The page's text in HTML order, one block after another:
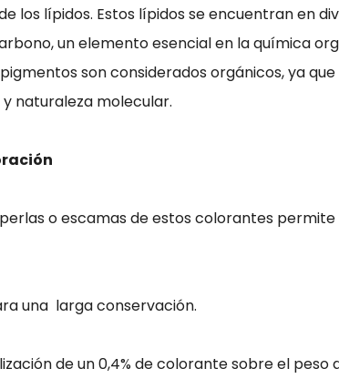
los lípidos. Estos lípidos se encuentran en
un elemento esencial en la química
son considerados orgánicos, ya
naturaleza molecular.
o escamas de estos colorantes
una larga conservación.
de un 0,4% de colorante sobre el peso